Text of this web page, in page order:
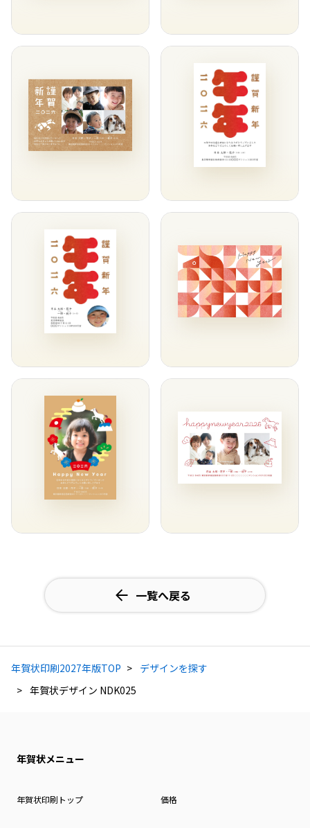
一覧へ戻る
年賀状印刷2027年版TOP
デザインを探す
年賀状デザイン NDK025
年賀状メニュー
年賀状印刷トップ 価格